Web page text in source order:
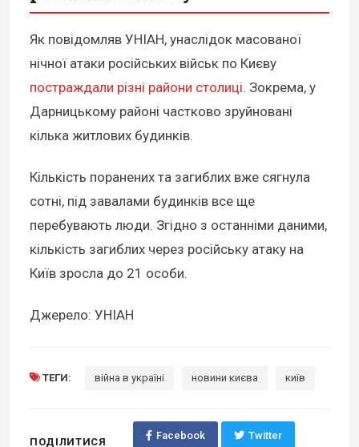
Як повідомляв УНІАН, унаслідок масованої
нічної атаки російських військ по Києву
постраждали різні райони столиці. Зокрема, у
Дарницькому районі частково зруйновані
кілька житлових будинків.
Кількість поранених та загиблих вже сягнула
сотні, під завалами будинків все ще
перебувають люди. Згідно з останніми даними,
кількість загиблих через російську атаку на
Київ зросла до 21 особи.
Джерело: УНІАН
ТЕГИ: війна в україні новини києва київ
ПОДІЛИТИСЯ
Facebook Twitter